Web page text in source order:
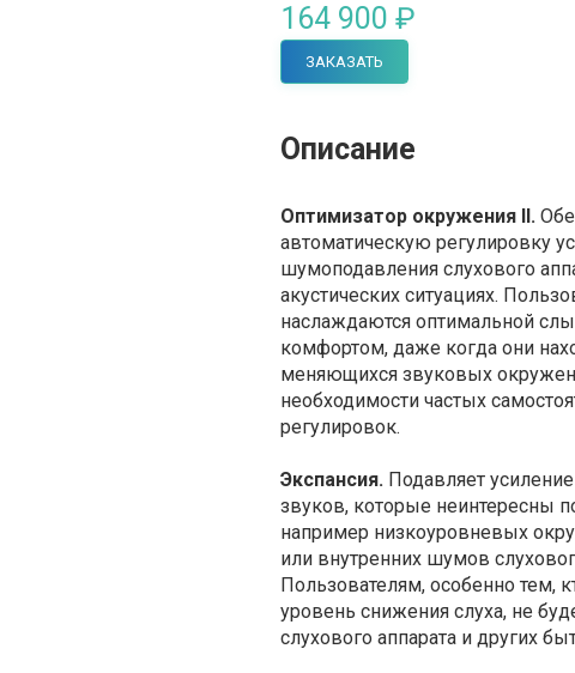
164 900 ₽
ЗАКАЗАТЬ
Описание
Оптимизатор окружения II.
автоматическую регулировку
шумоподавления слухового
акустических ситуациях.
наслаждаются оптимальной
комфортом, даже когда они
меняющихся звуковых
необходимости частых
регулировок.
Экспансия. Подавляет
звуков, которые неинтересны
например низкоуровневых
или внутренних шумов
Пользователям, особенно тем,
уровень снижения слуха, не
слухового аппарата и других